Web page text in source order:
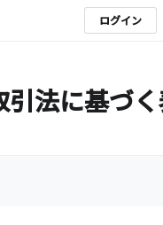
ログイン
引法に基づ